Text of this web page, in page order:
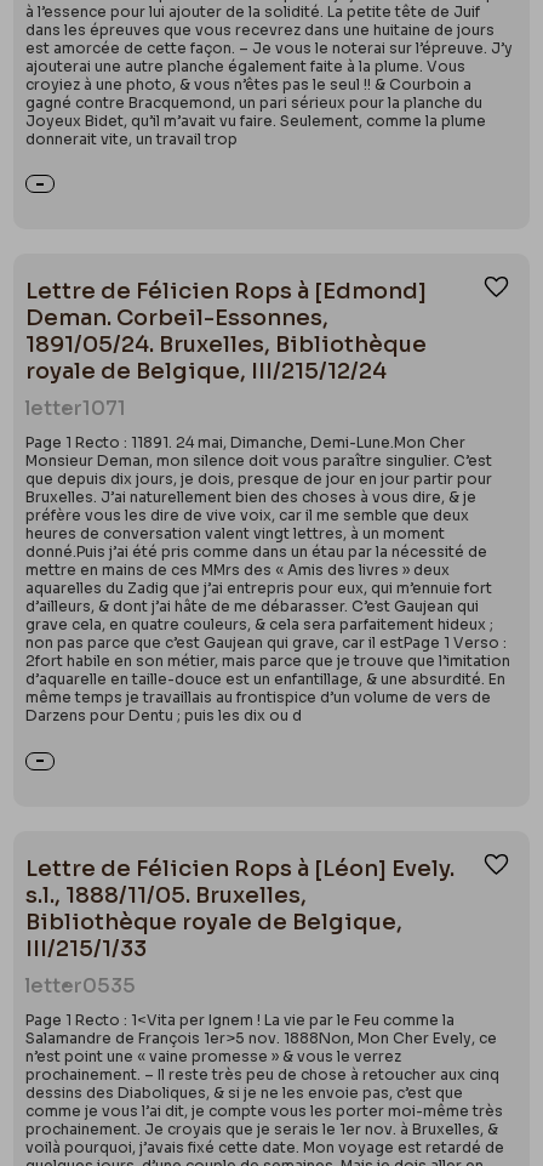
à l’essence pour lui ajouter de la solidité. La petite tête de Juif
dans les épreuves que vous recevrez dans une huitaine de jours
est amorcée de cette façon. – Je vous le noterai sur l’épreuve. J’y
ajouterai une autre planche également faite à la plume. Vous
croyiez à une photo, & vous n’êtes pas le seul !! & Courboin a
gagné contre Bracquemond, un pari sérieux pour la planche du
Joyeux Bidet, qu’il m’avait vu faire. Seulement, comme la plume
donnerait vite, un travail trop
Lettre de Félicien Rops à [Edmond]
Deman. Corbeil-Essonnes,
1891/05/24. Bruxelles, Bibliothèque
royale de Belgique, III/215/12/24
letter1071
Page 1 Recto : 11891. 24 mai, Dimanche, Demi-Lune.Mon Cher
Monsieur Deman, mon silence doit vous paraître singulier. C’est
que depuis dix jours, je dois, presque de jour en jour partir pour
Bruxelles. J’ai naturellement bien des choses à vous dire, & je
préfère vous les dire de vive voix, car il me semble que deux
heures de conversation valent vingt lettres, à un moment
donné.Puis j’ai été pris comme dans un étau par la nécessité de
mettre en mains de ces MMrs des « Amis des livres » deux
aquarelles du Zadig que j’ai entrepris pour eux, qui m’ennuie fort
d’ailleurs, & dont j’ai hâte de me débarasser. C’est Gaujean qui
grave cela, en quatre couleurs, & cela sera parfaitement hideux ;
non pas parce que c’est Gaujean qui grave, car il estPage 1 Verso :
2fort habile en son métier, mais parce que je trouve que l’imitation
d’aquarelle en taille-douce est un enfantillage, & une absurdité. En
même temps je travaillais au frontispice d’un volume de vers de
Darzens pour Dentu ; puis les dix ou d
Lettre de Félicien Rops à [Léon] Evely.
s.l., 1888/11/05. Bruxelles,
Bibliothèque royale de Belgique,
III/215/1/33
letter0535
Page 1 Recto : 1<Vita per Ignem ! La vie par le Feu comme la
Salamandre de François 1er>5 nov. 1888Non, Mon Cher Evely, ce
n’est point une « vaine promesse » & vous le verrez
prochainement. – Il reste très peu de chose à retoucher aux cinq
dessins des Diaboliques, & si je ne les envoie pas, c’est que
comme je vous l’ai dit, je compte vous les porter moi-même très
prochainement. Je croyais que je serais le 1er nov. à Bruxelles, &
voilà pourquoi, j’avais fixé cette date. Mon voyage est retardé de